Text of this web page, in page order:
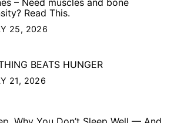
Read This.
25, 2026
BEATS HUNGER
21, 2026